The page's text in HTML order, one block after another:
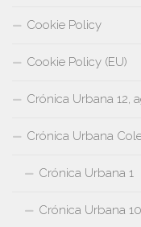
Cookie Policy
Cookie Policy (EU)
Crónica Urbana 12,
Crónica Urbana
Crónica Urbana 1
Crónica Urbana 10